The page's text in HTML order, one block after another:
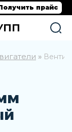
прайс
»